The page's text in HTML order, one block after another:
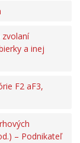
a inej
F2 aF3,
– Podnikateľ